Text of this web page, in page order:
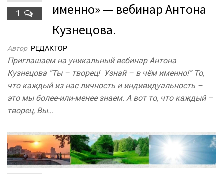
1
именно» — вебинар Антона
Кузнецова.
Автор РЕДАКТОР
Приглашаем на уникальный вебинар Антона
Кузнецова “Ты – творец! Узнай – в чём именно!” То,
что каждый из нас личность и индивидуальность –
это мы более-или-менее знаем. А вот то, что каждый –
творец, Вы…